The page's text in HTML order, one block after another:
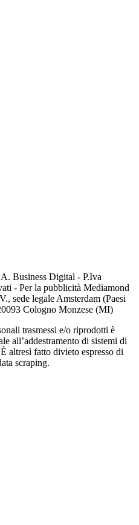
Business Digital - P.Iva
- Per la pubblicità Mediamond
sede legale Amsterdam (Paesi
Cologno Monzese (MI)
trasmessi e/o riprodotti è
all’addestramento di sistemi di
altresì fatto divieto espresso di
scraping.